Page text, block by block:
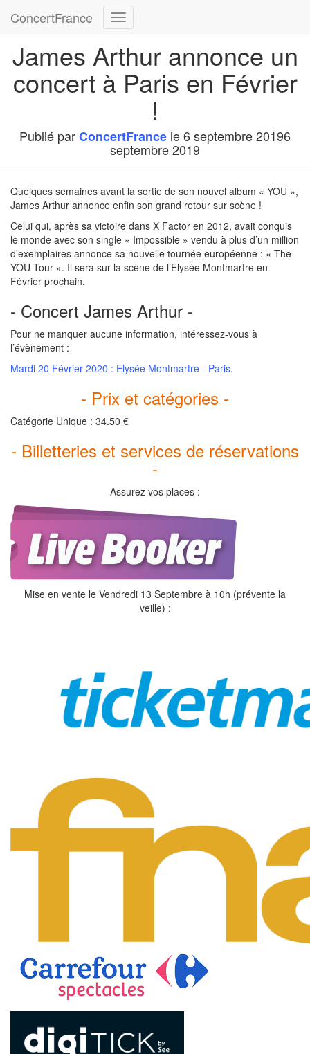
ConcertFrance
Déplier
navigation
James Arthur annonce un
concert à Paris en Février
!
Publié parConcertFrance le6 septembre 20196
septembre 2019
Quelques semaines avant la sortie de son nouvel album « YOU »,
James Arthur annonce enfin son grand retour sur scène !
Celui qui, après sa victoire dans X Factor en 2012, avait conquis
le monde avec son single « Impossible » vendu à plus d’un million
d’exemplaires annonce sa nouvelle tournée européenne : « The
YOU Tour ». Il sera sur la scène de l’Elysée Montmartre en
Février prochain.
- Concert James Arthur -
Pour ne manquer aucune information, intéressez-vous à
l’évènement :
Mardi 20 Février 2020 : Elysée Montmartre - Paris.
- Prix et catégories -
Catégorie Unique : 34.50 €
- Billetteries et services de réservations
-
Assurez vos places :
Mise en vente le Vendredi 13 Septembre à 10h (prévente la
veille) :